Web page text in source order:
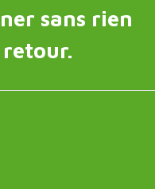
sans rien